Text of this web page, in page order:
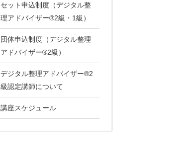
セット申込制度（デジタル整
理アドバイザー®2級・1級）
団体申込制度（デジタル整理
アドバイザー®2級）
デジタル整理アドバイザー®2
級認定講師について
講座スケジュール